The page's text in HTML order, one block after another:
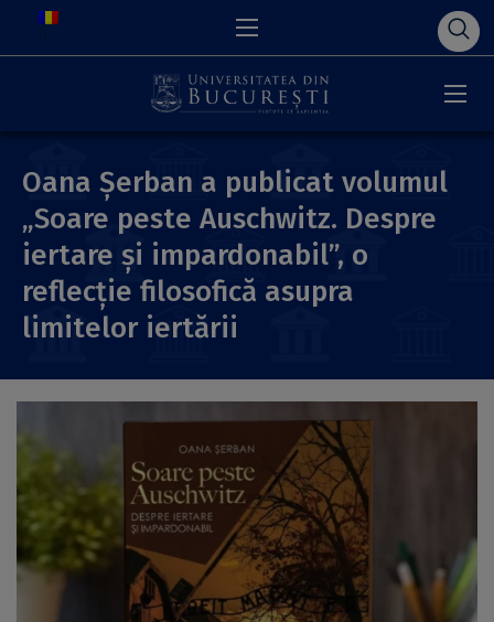
Oana Șerban a publicat volumul
„Soare peste Auschwitz. Despre
iertare și impardonabil”, o
reflecție filosofică asupra
limitelor iertării